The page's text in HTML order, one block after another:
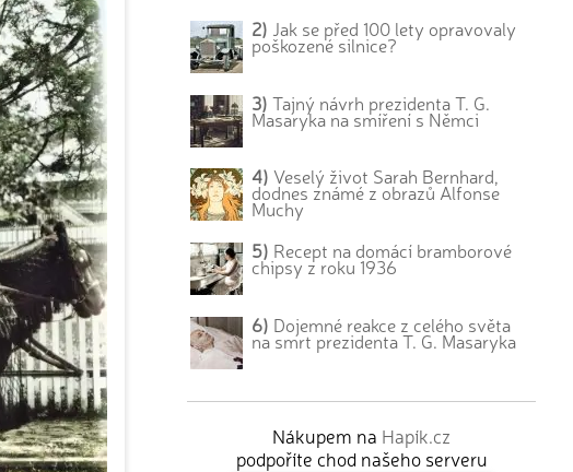
2) Jak se před 100 lety opravovaly
poškozené silnice?
3) Tajný návrh prezidenta T. G.
Masaryka na smíření s Němci
4) Veselý život Sarah Bernhard,
dodnes známé z obrazů Alfonse
Muchy
5) Recept na domácí bramborové
chipsy z roku 1936
6) Dojemné reakce z celého světa
na smrt prezidenta T. G. Masaryka
Nákupem na Hapík.cz
podpoříte chod našeho serveru